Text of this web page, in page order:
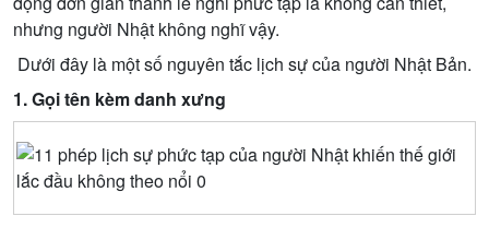
nhưng người Nhật không nghĩ vậy.
Dưới đây là một số nguyên tắc lịch sự của người Nhật Bản.
1. Gọi tên kèm danh xưng